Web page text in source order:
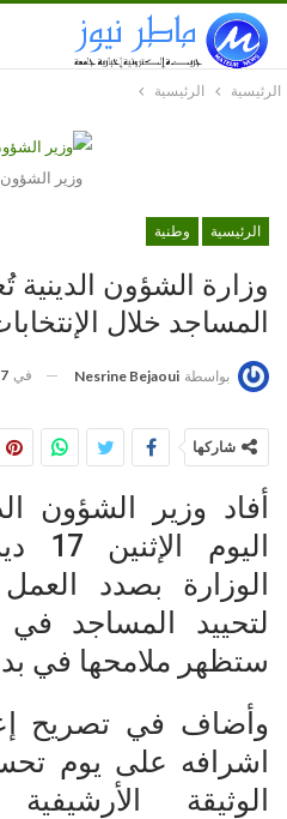
الرئيسية الرئيسية
وزير الشؤون
الرئيسية وطنية
وزارة الشؤون الدينية
المساجد خلال
بواسطة Nesrine Bejaoui في 17
شاركها
أفاد وزير الشؤون
الوزارة بصدد
لتحييد المساجد في
ستظهر ملامحها في
وأضاف في تصريح
اشرافه على يوم
الوثيقة